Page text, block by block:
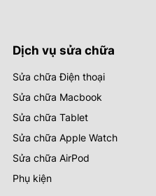
Dịch vụ sửa chữa
Sửa chữa Điện thoại
Sửa chữa Macbook
Sửa chữa Tablet
Sửa chữa Apple Watch
Sửa chữa AirPod
Phụ kiện